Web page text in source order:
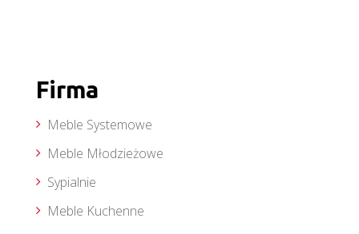
Firma
Meble Systemowe
Meble Młodzieżowe
Sypialnie
Meble Kuchenne